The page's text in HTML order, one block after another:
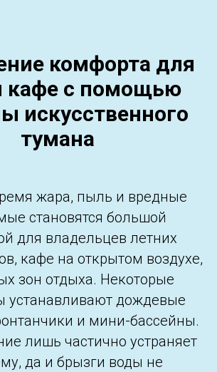
комфорта для
кафе с помощью
искусственного
тумана
жара, пыль и вредные
становятся большой
для владельцев летних
кафе на открытом воздухе,
зон отдыха. Некоторые
устанавливают дождевые
и мини-бассейны.
лишь частично устраняет
да и брызги воды не